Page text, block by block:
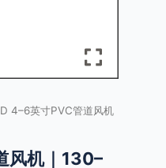
4–6英寸PVC管道风机
风机｜130–